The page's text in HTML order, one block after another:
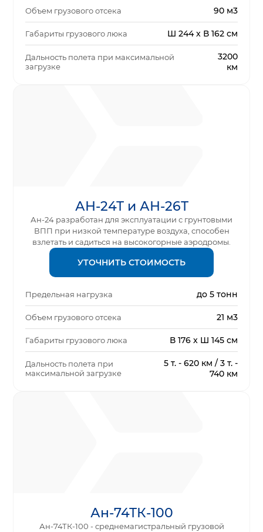
Объем грузового отсека 90 м3
Габариты грузового люка Ш 244 x В 162 см
Дальность полета при максимальной
загрузке
3200
км
АН-24Т и АН-26Т
Ан-24 разработан для эксплуатации с грунтовыми
ВПП при низкой температуре воздуха, способен
взлетать и садиться на высокогорные аэродромы.
УТОЧНИТЬ СТОИМОСТЬ
Предельная нагрузка до 5 тонн
Объем грузового отсека 21 м3
Габариты грузового люка В 176 x Ш 145 см
Дальность полета при
максимальной загрузке
5 т. - 620 км / 3 т. -
740 км
Ан-74ТК-100
Ан-74ТК-100 - среднемагистральный грузовой